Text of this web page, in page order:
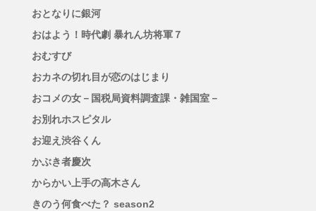
おとなりに銀河
おはよう！時代劇 暴れん坊将軍７
おむすび
おカネの切れ目が恋のはじまり
おコメの女－国税局資料調査課・雑国室－
お別れホスピタル
お迎え渋谷くん
かぶき者慶次
からかい上手の高木さん
きのう何食べた？ season2